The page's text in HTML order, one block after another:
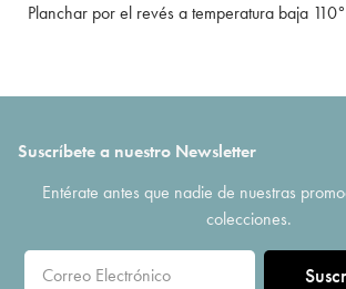
Planchar por el revés a temperatura baja
Suscríbete a nuestro Newsletter
Entérate antes que nadie de nuestras
colecciones.